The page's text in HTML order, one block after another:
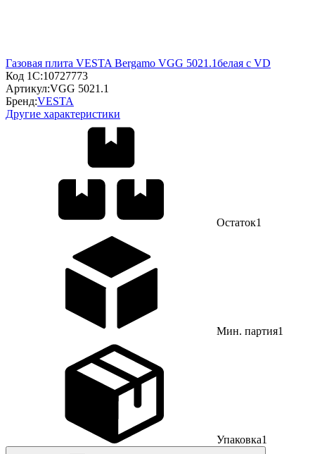
Газовая плита VESTA Bergamo VGG 5021.1белая с VD
Код 1С:10727773
Артикул:VGG 5021.1
Бренд:VESTA
Другие характеристики
Остаток1
Мин. партия1
Упаковка1